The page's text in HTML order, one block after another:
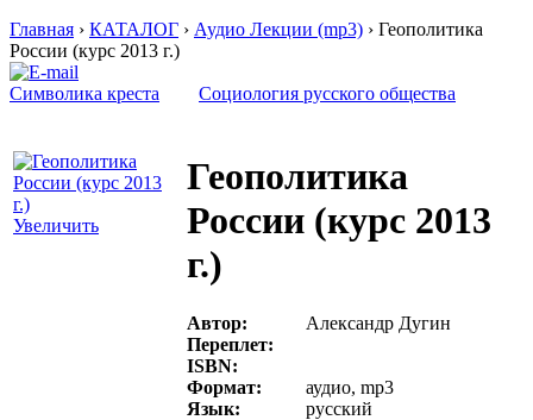
Главная › КАТАЛОГ › Аудио Лекции (mp3) › Геополитика
России (курс 2013 г.)
Символика креста Социология русского общества
Увеличить
Геополитика
России (курс 2013
г.)
Автор:
Александр Дугин
Переплет:
ISBN:
Формат:
аудио, mp3
Язык:
русский